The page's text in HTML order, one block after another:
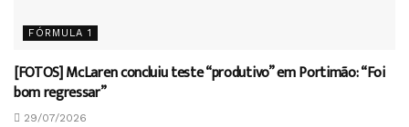
FÓRMULA 1
[FOTOS] McLaren concluiu teste “produtivo” em Portimão: “Foi
bom regressar”
29/07/2026